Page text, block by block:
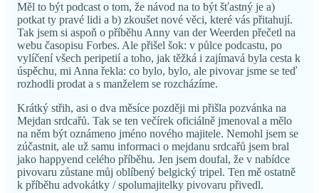
Měl to být podcast o tom, že návod na to být šťastný je a)
potkat ty pravé lidi a b) zkoušet nové věci, které vás přitahují.
Tak jsem si aspoň o příběhu Anny van der Weerden přečetl na
webu časopisu Forbes. Ale přišel šok: v půlce podcastu, po
vylíčení všech peripetií a toho, jak těžká i zajímavá byla cesta k
úspěchu, mi Anna řekla: co bylo, bylo, ale pivovar jsme se teď
rozhodli prodat a s manželem se rozcházíme.
Krátký střih, asi o dva měsíce později mi přišla pozvánka na
Mejdan srdcařů. Tak se ten večírek oficiálně jmenoval a mělo
na něm být oznámeno jméno nového majitele. Nemohl jsem se
zúčastnit, ale už samu informaci o mejdanu srdcařů jsem bral
jako happyend celého příběhu. Jen jsem doufal, že v nabídce
pivovaru zůstane můj oblíbený belgický tripel. Ten mě ostatně
k příběhu advokátky / spolumajitelky pivovaru přivedl.